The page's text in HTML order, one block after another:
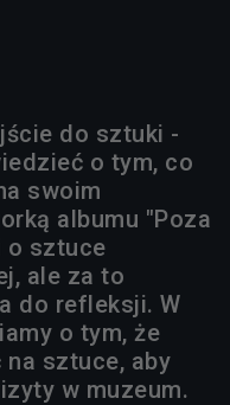
do sztuki -
o tym, co
swoim
albumu "Poza
o sztuce
ale za to
do refleksji. W
o tym, że
sztuce, aby
w muzeum.